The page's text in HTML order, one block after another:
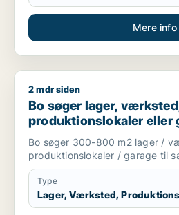
Mere info
Bo søger lager, værksted,
2 mdr siden
Bo søger lager,
produktionslokaler eller
Nordsjælland
Bo søger 300-800 m2 lager /
produktionslokaler / garage til
Type
Lager, Værksted,